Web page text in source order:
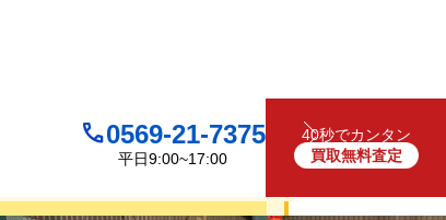
0569-21-7375
平日9:00~17:00
40秒でカンタン
買取無料査定
買取について